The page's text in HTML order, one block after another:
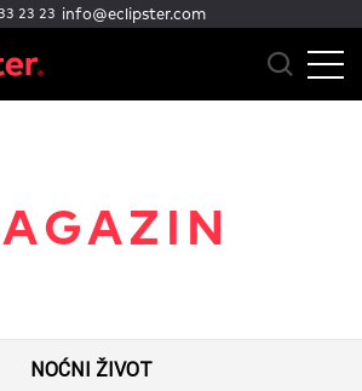
23 23 info@eclipster.com
NOĆNI ŽIVOT